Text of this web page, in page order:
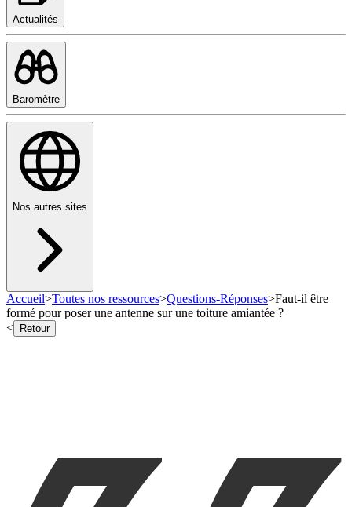
Actualités
Baromètre
Nos autres sites
Accueil>Toutes nos ressources>Questions-Réponses>Faut-il être
formé pour poser une antenne sur une toiture amiantée ?
<
Retour